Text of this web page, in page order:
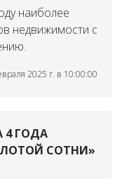
наиболее
недвижимости с
2025 г. в 10:00:00
4 ГОДА
СОТНИ»